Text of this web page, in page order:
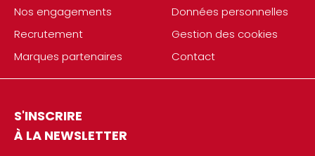
Nos engagements
Recrutement
Marques partenaires
Données personnelles
Gestion des cookies
Contact
S'INSCRIRE
À LA NEWSLETTER